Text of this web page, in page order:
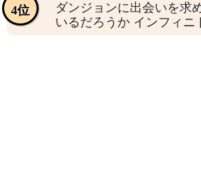
ダンジョンに出会いを求
いるだろうか インフィニ
4位